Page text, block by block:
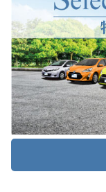
詳しくはこちら
2026-05-14
新型ランドクルーザー
もっと多くのお客様にラン
んでいただくために、扱い
より気軽に「移動の自由」
6月30日(火)より新設店舗
移転し『新都心店』とし
お客様には何かとご不便を
後とも末永くお引き立てい
しくお願い申し上げます
詳しくはこちら
2026-02-18
狭山店リニューアルオ